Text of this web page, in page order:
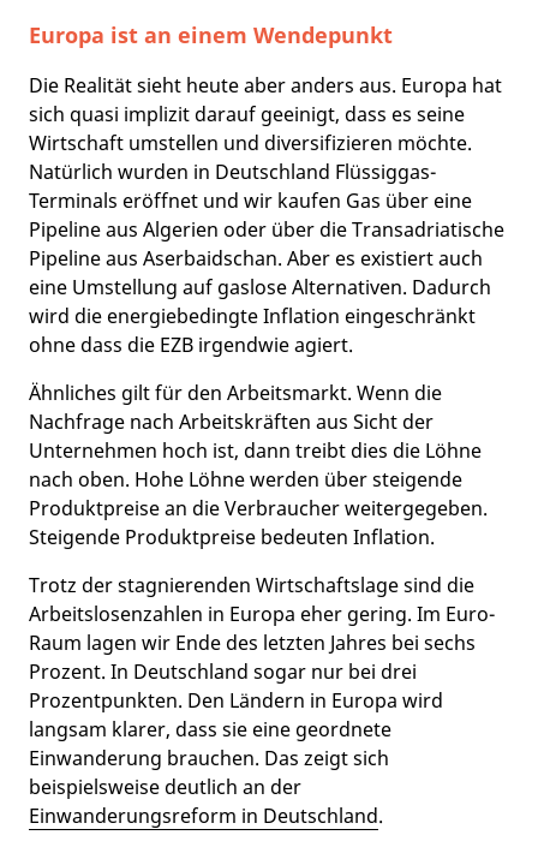
Europa ist an einem Wendepunkt
Die Realität sieht heute aber anders aus. Europa hat
sich quasi implizit darauf geeinigt, dass es seine
Wirtschaft umstellen und diversifizieren möchte.
Natürlich wurden in Deutschland Flüssiggas-
Terminals eröffnet und wir kaufen Gas über eine
Pipeline aus Algerien oder über die Transadriatische
Pipeline aus Aserbaidschan. Aber es existiert auch
eine Umstellung auf gaslose Alternativen. Dadurch
wird die energiebedingte Inflation eingeschränkt
ohne dass die EZB irgendwie agiert.
Ähnliches gilt für den Arbeitsmarkt. Wenn die
Nachfrage nach Arbeitskräften aus Sicht der
Unternehmen hoch ist, dann treibt dies die Löhne
nach oben. Hohe Löhne werden über steigende
Produktpreise an die Verbraucher weitergegeben.
Steigende Produktpreise bedeuten Inflation.
Trotz der stagnierenden Wirtschaftslage sind die
Arbeitslosenzahlen in Europa eher gering. Im Euro-
Raum lagen wir Ende des letzten Jahres bei sechs
Prozent. In Deutschland sogar nur bei drei
Prozentpunkten. Den Ländern in Europa wird
langsam klarer, dass sie eine geordnete
Einwanderung brauchen. Das zeigt sich
beispielsweise deutlich an der
Einwanderungsreform in Deutschland.